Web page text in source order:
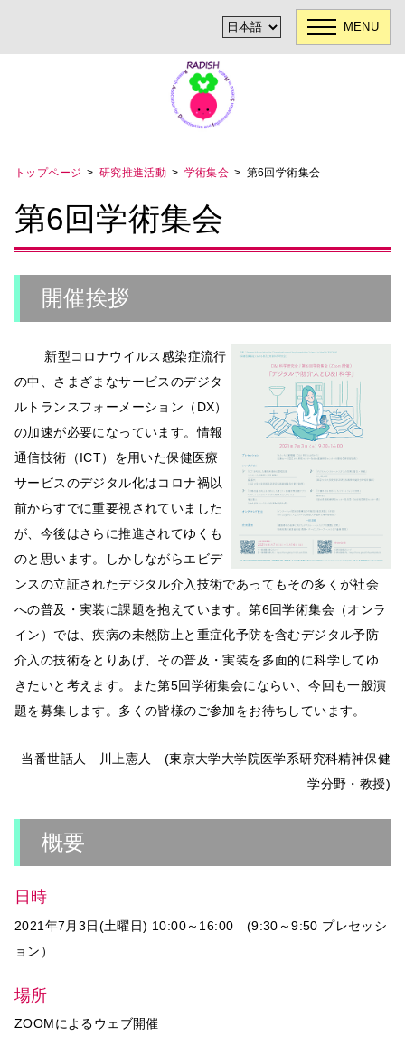
MENU
トップページ 研究推進活動 学術集会 第6回学術集会
第6回学術集会
開催挨拶
新型コロナウイルス感染症流行
の中、さまざまなサービスのデジタ
ルトランスフォーメーション（DX）
の加速が必要になっています。情報
通信技術（ICT）を用いた保健医療
サービスのデジタル化はコロナ禍以
前からすでに重要視されていました
が、今後はさらに推進されてゆくも
のと思います。しかしながらエビデ
ンスの立証されたデジタル介入技術であってもその多くが社会
への普及・実装に課題を抱えています。第6回学術集会（オンラ
イン）では、疾病の未然防止と重症化予防を含むデジタル予防
介入の技術をとりあげ、その普及・実装を多面的に科学してゆ
きたいと考えます。また第5回学術集会にならい、今回も一般演
題を募集します。多くの皆様のご参加をお待ちしています。
当番世話人 川上憲人 (東京大学大学院医学系研究科精神保健
学分野・教授)
概要
日時
2021年7月3日(土曜日) 10:00～16:00 (9:30～9:50 プレセッシ
ョン）
場所
ZOOMによるウェブ開催